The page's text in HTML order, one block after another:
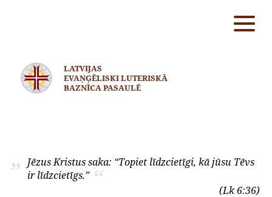
LATVIJAS
EVAŅĢĒLISKI LUTERISKĀ
BAZNĪCA PASAULĒ
Jēzus Kristus saka: “Topiet līdzcietīgi, kā jūsu Tēvs
ir līdzcietīgs.”
(Lk 6:36)